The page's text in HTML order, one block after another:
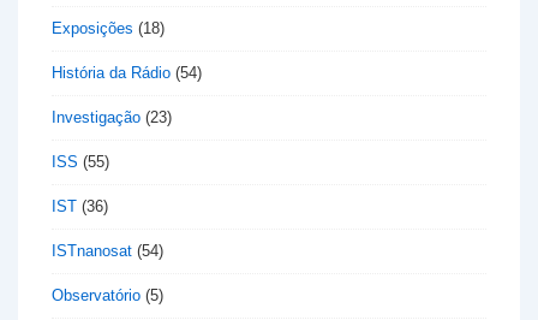
Exposições (18)
História da Rádio (54)
Investigação (23)
ISS (55)
IST (36)
ISTnanosat (54)
Observatório (5)